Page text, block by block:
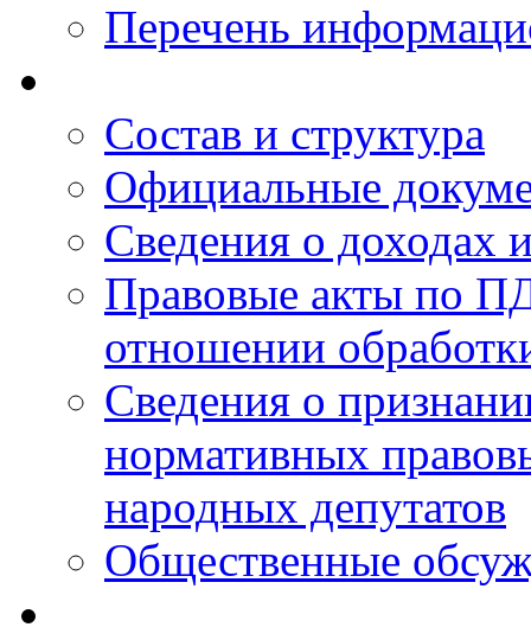
Перечень
Состав и структура
Официальные
Сведения о доходах
Правовые акты по
отношении
Сведения о
нормативных
народных депутатов
Общественные